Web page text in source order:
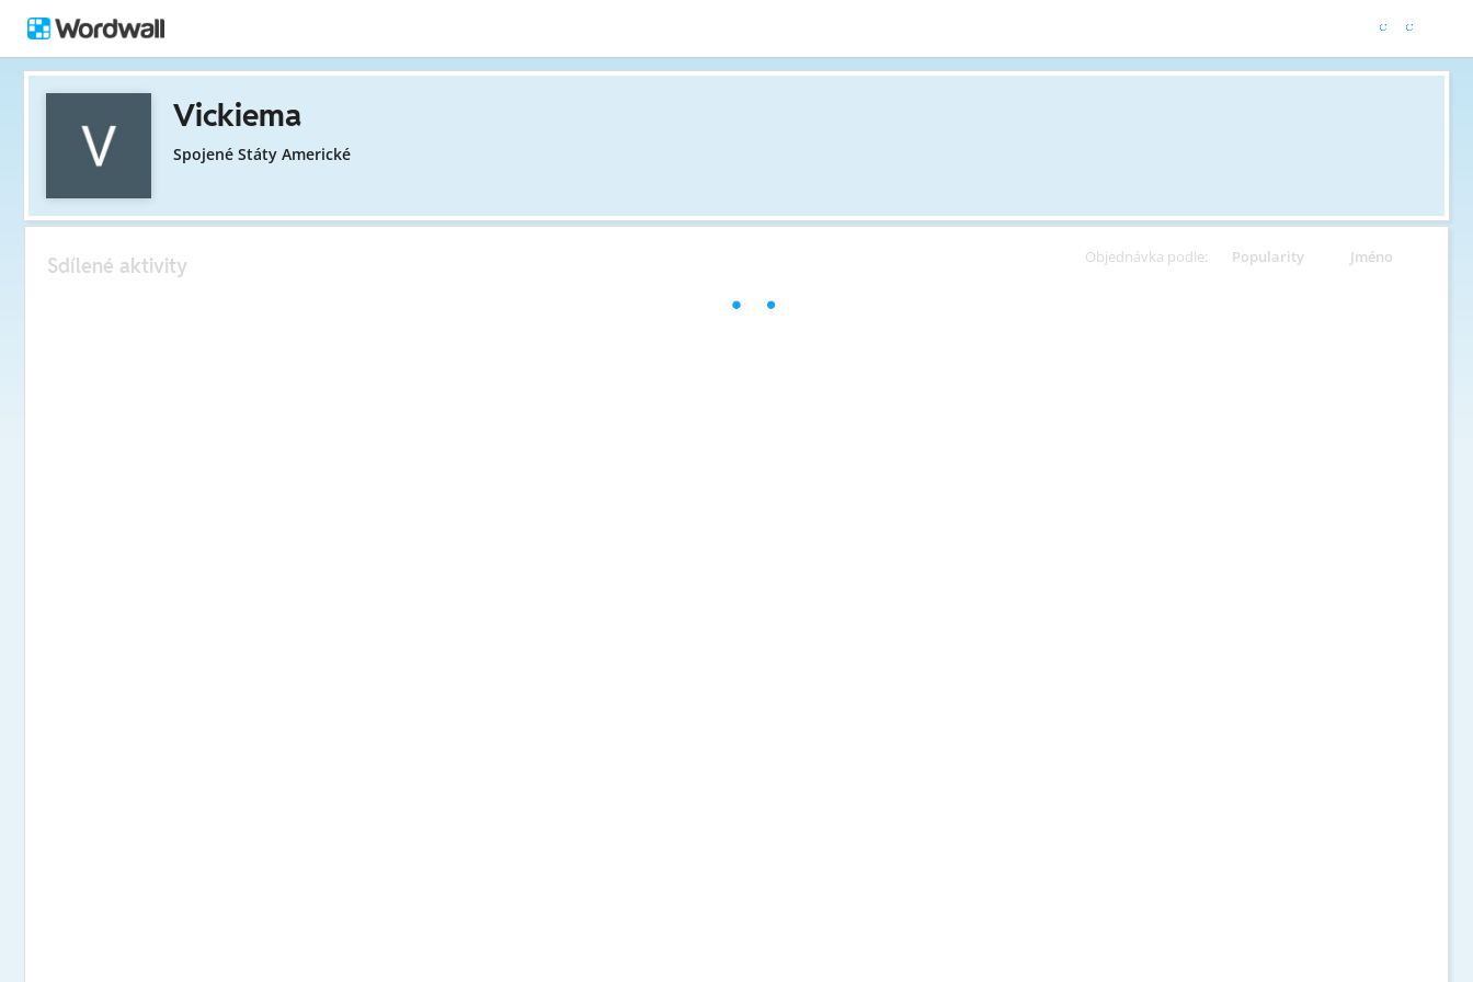
Vickiema
Spojené Státy Americké
Objednávka podle: Popularity Jméno
Sdílené aktivity